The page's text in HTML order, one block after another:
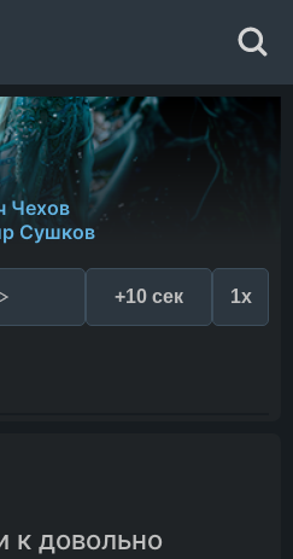
Чехов
Сушков
+10 сек 1x
к довольно